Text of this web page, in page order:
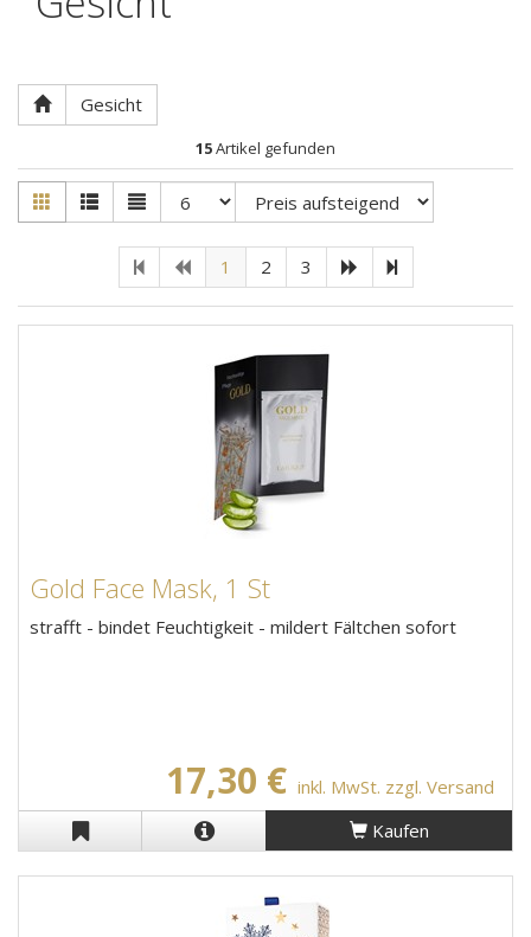
Gesicht
15Artikel gefunden
1 2 3
Gold Face Mask, 1 St
strafft - bindet Feuchtigkeit - mildert Fältchen sofort
17,30 € inkl. MwSt. zzgl. Versand
Kaufen